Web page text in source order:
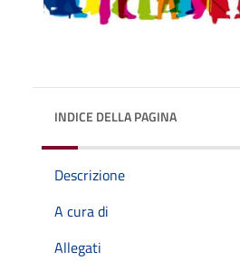
INDICE DELLA PAGINA
Descrizione
A cura di
Allegati